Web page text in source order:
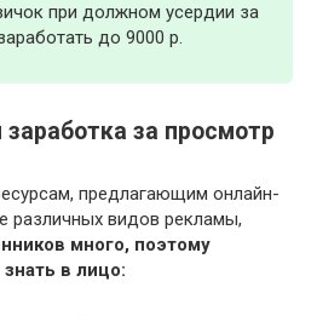
при должном усердии за
до 9000 р.
за просмотр
предлагающим онлайн-
различных видов рекламы,
много, поэтому
в лицо: